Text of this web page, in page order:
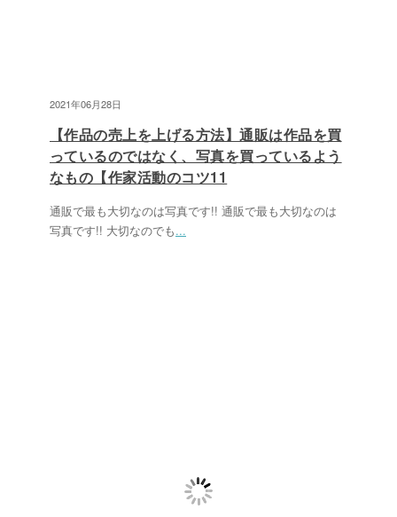
2021年06月28日
【作品の売上を上げる方法】通販は作品を買
っているのではなく、写真を買っているよう
なもの【作家活動のコツ11
通販で最も大切なのは写真です!! 通販で最も大切なのは
写真です!! 大切なのでも...